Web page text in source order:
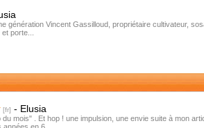
génération Vincent Gassilloud, propriétaire cultivateur,
porte...
- Elusia
mois" . Et hop ! une impulsion, une envie suite à mon